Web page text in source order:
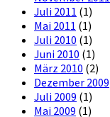
Juli 2011 (1)
Mai 2011 (1)
Juli 2010 (1)
Juni 2010 (1)
März 2010 (2)
Dezember 2009
Juli 2009 (1)
Mai 2009 (1)